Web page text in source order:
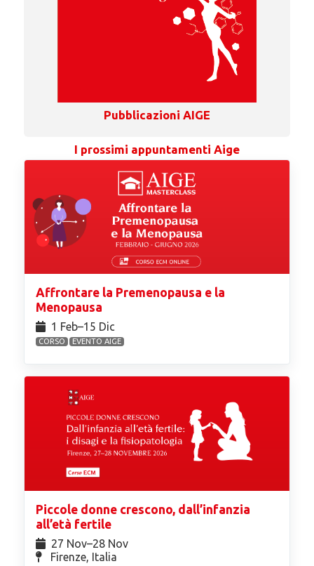
Pubblicazioni AIGE
I prossimi appuntamenti Aige
Affrontare la Premenopausa e la
Menopausa
1 Feb⁠–15 Dic
CORSO EVENTO AIGE
Piccole donne crescono, dall’infanzia
all’età fertile
27 Nov⁠–28 Nov
Firenze, Italia